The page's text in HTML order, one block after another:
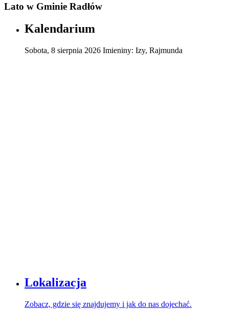
Lato w Gminie Radłów
Kalendarium
Sobota, 8 sierpnia 2026 Imieniny: Izy, Rajmunda
Lokalizacja
Zobacz, gdzie się znajdujemy i jak do nas dojechać.